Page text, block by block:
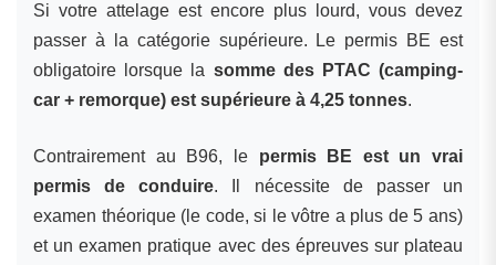
Si votre attelage est encore plus lourd, vous devez
passer à la catégorie supérieure. Le permis BE est
obligatoire lorsque la somme des PTAC (camping-
car + remorque) est supérieure à 4,25 tonnes.
Contrairement au B96, le permis BE est un vrai
permis de conduire. Il nécessite de passer un
examen théorique (le code, si le vôtre a plus de 5 ans)
et un examen pratique avec des épreuves sur plateau